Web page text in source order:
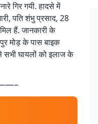
गिर गयी. हादसे में
पति शंभु प्रसाद, 28
हैं. जानकारी के
मोड़ के पास बाइक
सभी घायलों को इलाज के